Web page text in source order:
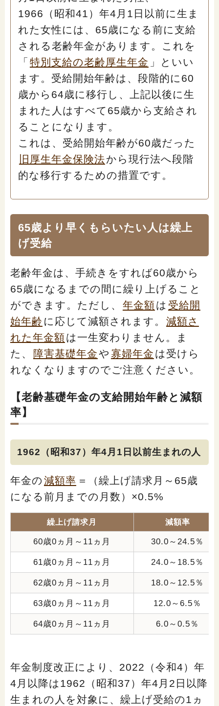
1966（昭和41）年4月1日以前に生ま
れた女性には、65歳になる前に支給
される老齢年金があります。これを
「 特別支給の老齢厚生年金 」といい
ます。受給開始年齢は、段階的に60
歳から64歳に移行し、上記以後に生
まれた人はすべて65歳から支給され
ることになります。
これは、受給開始年齢が60歳だった
旧厚生年金保険法から現行法へ段階
的な移行するための措置です。
65歳より早くもらいたい人は繰上
げ受給
老齢年金は、手続きをすれば60歳から
65歳になるまでの間に繰り上げること
ができます。ただし、 年金額は 受給開
始年齢 に応じて減額されます。 減額さ
れた年金額は一生変わりません 。ま
た、
障害基礎年金や 寡婦年金 は受けら
れなくなりますのでご注意ください。
【老齢基礎年金の支給開始年齢と減額
率】
1962（昭和37）年4月1日以前生まれの人
年金の 減額率 ＝（繰上げ請求月～65歳
になる前月までの月数）×0.5%
繰上げ請求月 減額率
60歳0ヵ月～11ヵ月 30.0～24.5％
61歳0ヵ月～11ヵ月 24.0～18.5％
62歳0ヵ月～11ヵ月 18.0～12.5％
63歳0ヵ月～11ヵ月 12.0～6.5％
64歳0ヵ月～11ヵ月 6.0～0.5％
年金制度改正により、2022（令和4）年
4月以降は1962（昭和37）年4月2日以降
生まれの人を対象に、繰上げ受給の1ヵ